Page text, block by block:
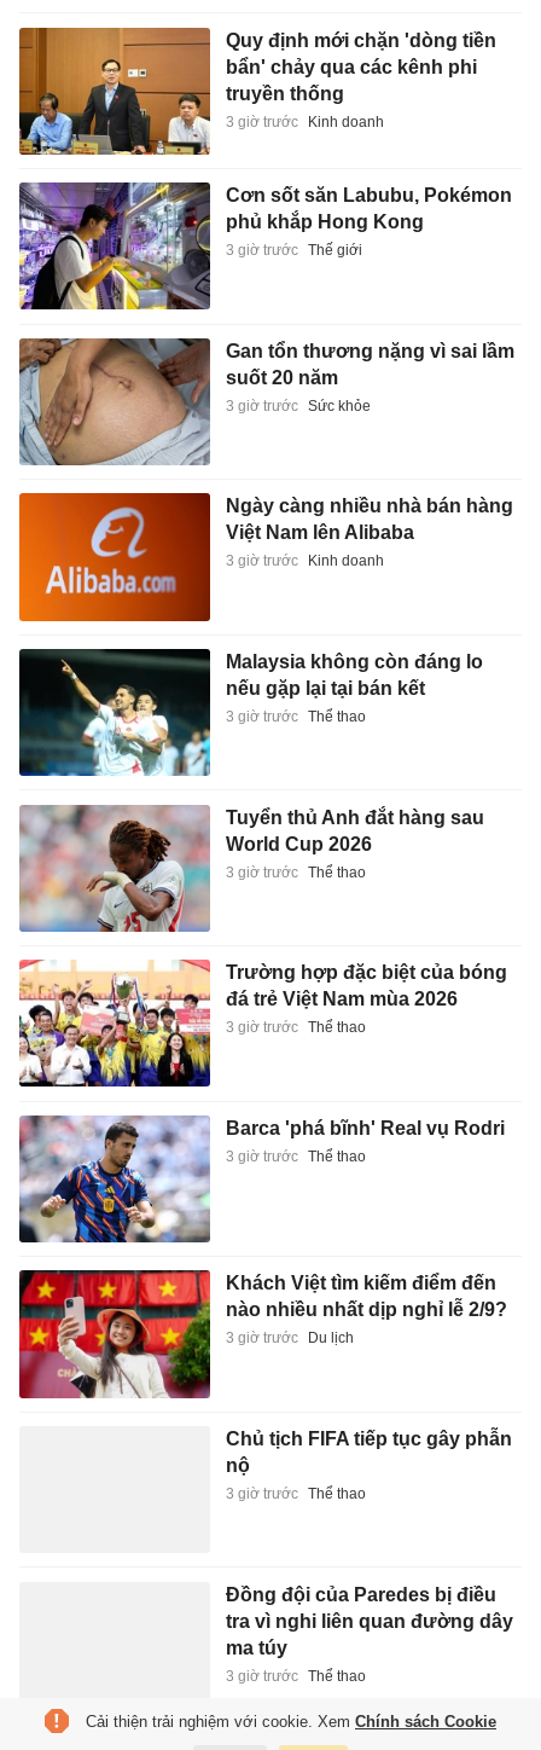
Quy định mới chặn 'dòng tiền
bẩn' chảy qua các kênh phi
truyền thống
3 giờ trước Kinh doanh
Cơn sốt săn Labubu, Pokémon
phủ khắp Hong Kong
3 giờ trước Thế giới
Gan tổn thương nặng vì sai lầm
suốt 20 năm
3 giờ trước Sức khỏe
Ngày càng nhiều nhà bán hàng
Việt Nam lên Alibaba
3 giờ trước Kinh doanh
Malaysia không còn đáng lo
nếu gặp lại tại bán kết
3 giờ trước Thể thao
Tuyển thủ Anh đắt hàng sau
World Cup 2026
3 giờ trước Thể thao
Trường hợp đặc biệt của bóng
đá trẻ Việt Nam mùa 2026
3 giờ trước Thể thao
Barca 'phá bĩnh' Real vụ Rodri
3 giờ trước Thể thao
Khách Việt tìm kiếm điểm đến
nào nhiều nhất dịp nghỉ lễ 2/9?
3 giờ trước Du lịch
Chủ tịch FIFA tiếp tục gây phẫn
nộ
3 giờ trước Thể thao
Đồng đội của Paredes bị điều
tra vì nghi liên quan đường dây
ma túy
3 giờ trước Thể thao
Cải thiện trải nghiệm với cookie. Xem Chính sách Cookie